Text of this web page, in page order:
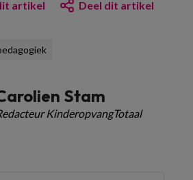
artikel Deel dit artikel
Stam
KinderopvangTotaal